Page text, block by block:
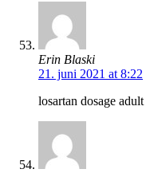
Erin Blaski
21. juni 2021 at 8:22
losartan dosage adult